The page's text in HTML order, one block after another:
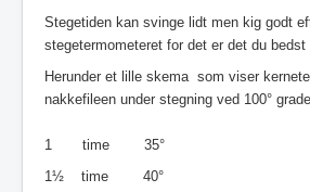
Stegetiden kan svinge lidt men kig godt
stegetermometeret for det er det du bedst
Herunder et lille skema som viser
nakkefileen under stegning ved 100°
1 time 35°
1½ time 40°